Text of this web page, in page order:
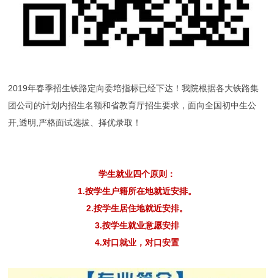
2019年春季招生铁路定向委培指标已经下达！我院根据各大铁路集
团公司的计划内招生名额和省教育厅招生要求，面向全国初中生公
开,透明,严格面试选拔、择优录取！
学生就业四个原则：
1.按学生户籍所在地就近安排。
2.按学生居住地就近安排。
3.按学生就业意愿安排
4.对口就业，对口安置